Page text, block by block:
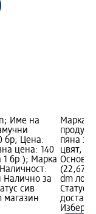
Име на
бр; Цена:
цена: 140
1 бр.); Марка
Налично за
сив
магазин
Марка:
пяна за
цвят,
(22,67 €
dm
Статус